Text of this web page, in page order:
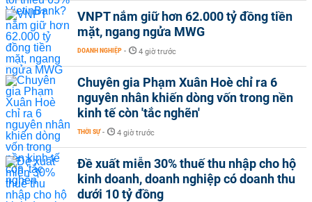
VNPT nắm giữ hơn 62.000 tỷ đồng tiền
mặt, ngang ngửa MWG
DOANH NGHIỆP - 4 giờ trước
Chuyên gia Phạm Xuân Hoè chỉ ra 6
nguyên nhân khiến dòng vốn trong nền
kinh tế còn 'tắc nghẽn'
THỜI SỰ - 4 giờ trước
Đề xuất miễn 30% thuế thu nhập cho hộ
kinh doanh, doanh nghiệp có doanh thu
dưới 10 tỷ đồng